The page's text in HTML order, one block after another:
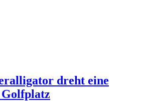
dreht eine
Golfplatz